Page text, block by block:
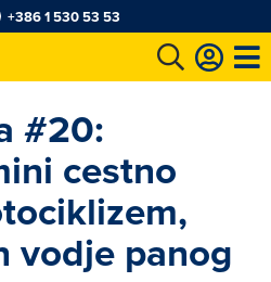
+386 1 530 53 53
#20:
cestno
vodje panog